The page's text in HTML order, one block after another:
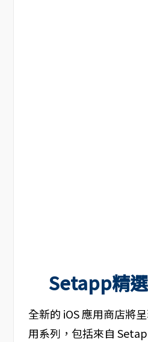
Setapp精
全新的 iOS 應用商店將
用系列，包括來自